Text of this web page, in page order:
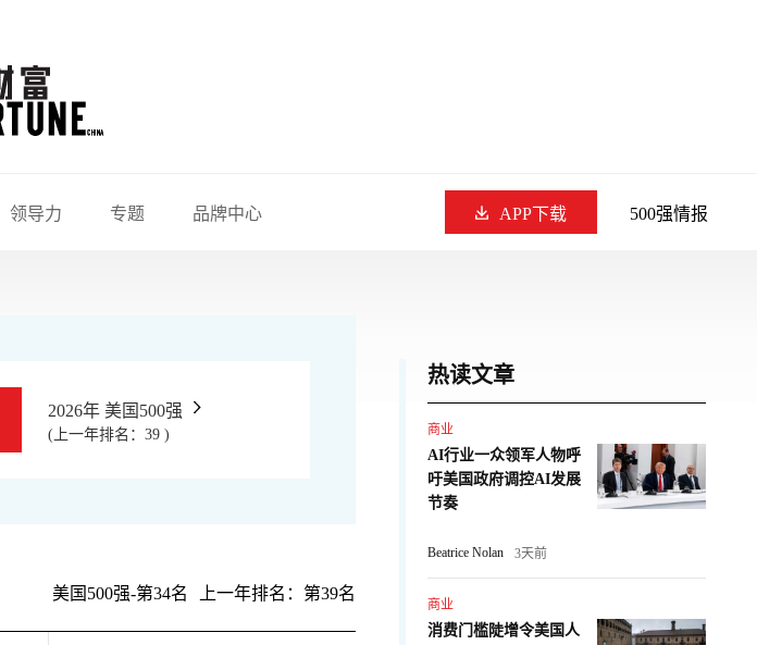
领导力 专题 品牌中心 APP下载 500强情报
2026年 美国500强
(上一年排名：39 )
美国500强-第34名 上一年排名：第39名
热读文章
商业
AI行业一众领军人物呼
吁美国政府调控AI发展
节奏
Beatrice Nolan 3天前
商业
消费门槛陡增令美国人